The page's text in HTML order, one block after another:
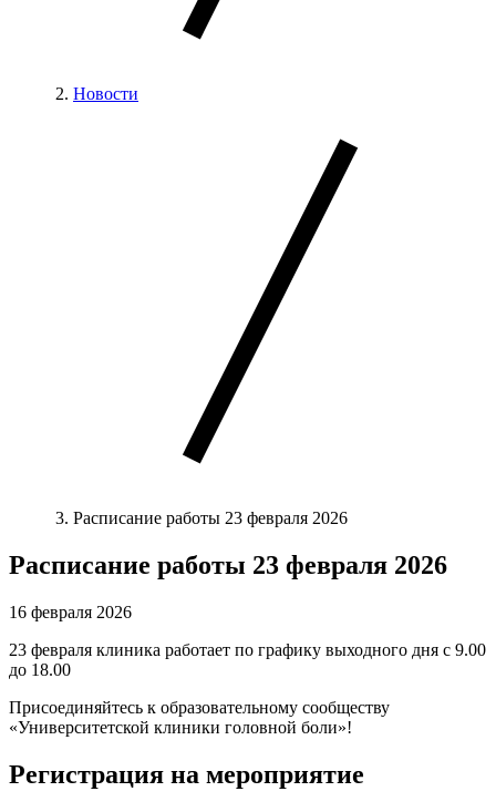
Новости
Расписание работы 23 февраля 2026
Расписание работы 23 февраля 2026
16 февраля 2026
23 февраля клиника работает по графику выходного дня с 9.00
до 18.00
Присоединяйтесь к образовательному сообществу
«Университетской клиники головной боли»!
Регистрация на мероприятие